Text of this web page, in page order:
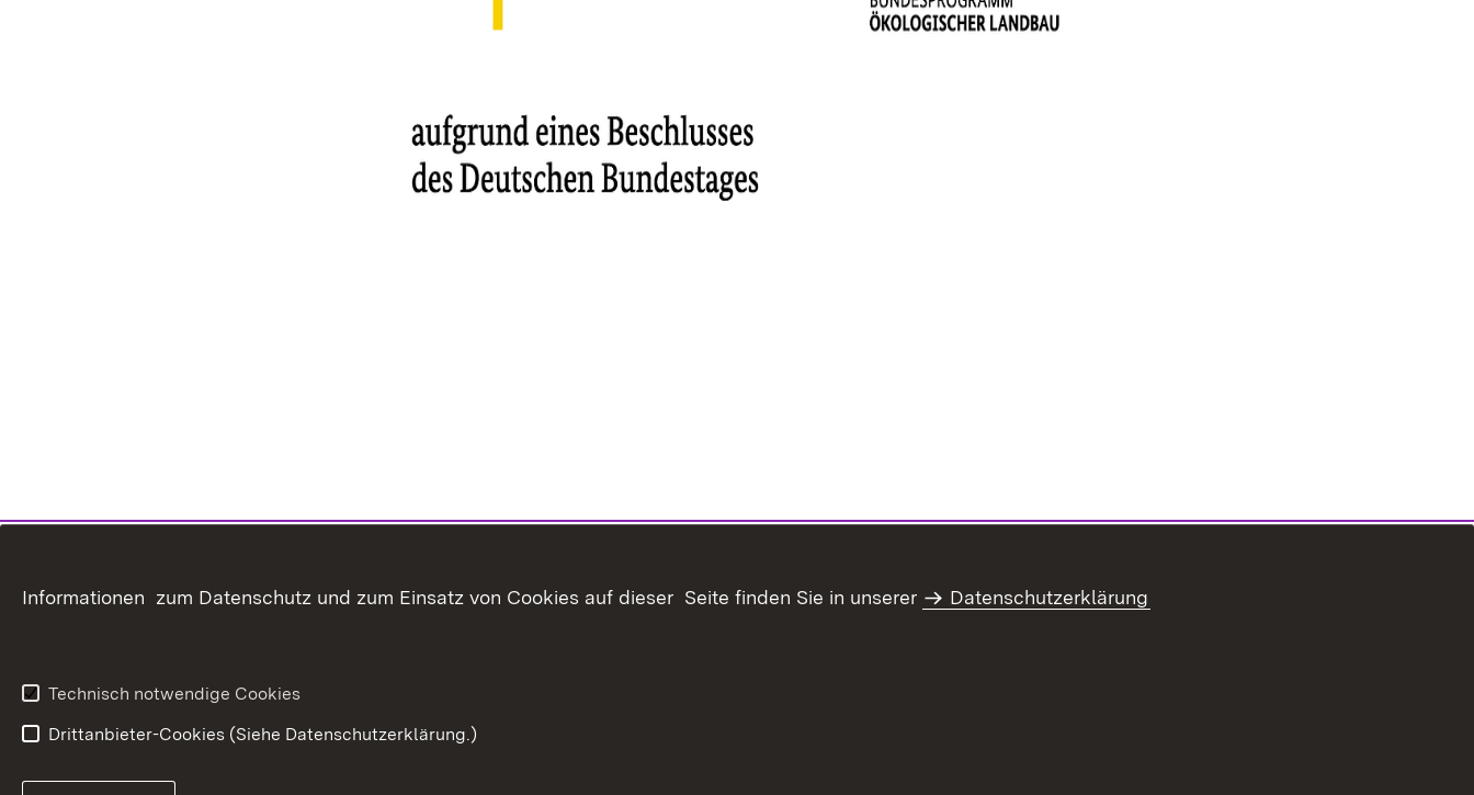
Informationen zum Datenschutz und zum Einsatz von Cookies auf dieser Seite finden Sie in unserer Datenschutzerklärung
Technisch notwendige Cookies
Drittanbieter-Cookies (Siehe Datenschutzerklärung.)